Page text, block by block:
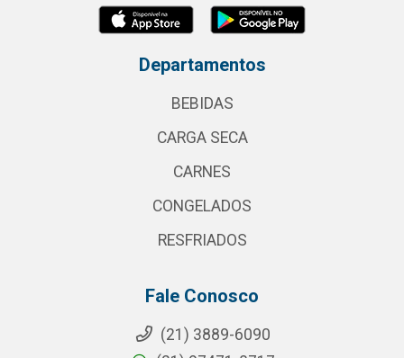
Departamentos
BEBIDAS
CARGA SECA
CARNES
CONGELADOS
RESFRIADOS
Fale Conosco
(21) 3889-6090